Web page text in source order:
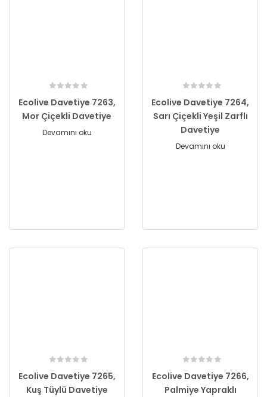
Ecolive Davetiye 7263,
Mor Çiçekli Davetiye
Devamını oku
Ecolive Davetiye 7264,
Sarı Çiçekli Yeşil Zarflı
Davetiye
Devamını oku
Ecolive Davetiye 7265,
Kuş Tüylü Davetiye
Ecolive Davetiye 7266,
Palmiye Yapraklı